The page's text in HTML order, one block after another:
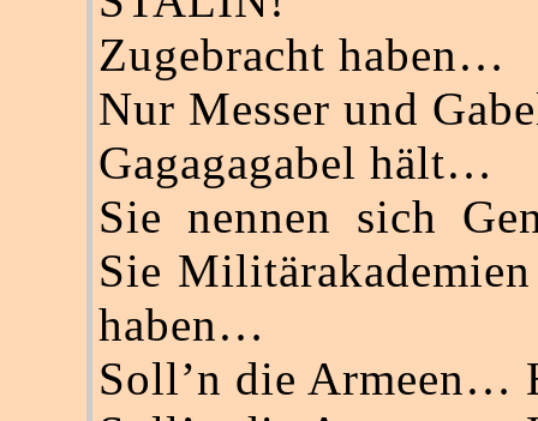
Zugebracht haben…
Nur Messer und
Gagagagabel hält…
Sie nennen sich
Sie
haben…
Soll’n die Armeen…